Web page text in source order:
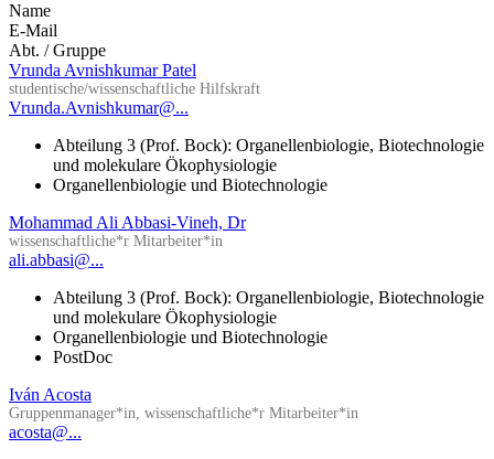
Name
E-Mail
Abt. / Gruppe
Vrunda Avnishkumar Patel
studentische/wissenschaftliche Hilfskraft
Vrunda.Avnishkumar@...
Abteilung 3 (Prof. Bock): Organellenbiologie, Biotechnologie
und molekulare Ökophysiologie
Organellenbiologie und Biotechnologie
Mohammad Ali Abbasi-Vineh, Dr
wissenschaftliche*r Mitarbeiter*in
ali.abbasi@...
Abteilung 3 (Prof. Bock): Organellenbiologie, Biotechnologie
und molekulare Ökophysiologie
Organellenbiologie und Biotechnologie
PostDoc
Iván Acosta
Gruppenmanager*in, wissenschaftliche*r Mitarbeiter*in
acosta@...